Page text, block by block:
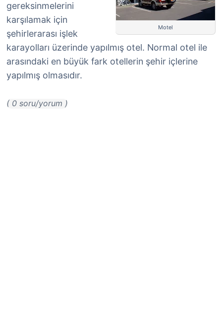
Motel
gereksinmelerini
karşılamak için
şehirlerarası işlek
karayolları üzerinde yapılmış otel. Normal otel ile
arasındaki en büyük fark otellerin şehir içlerine
yapılmış olmasıdır.
( 0 soru/yorum )